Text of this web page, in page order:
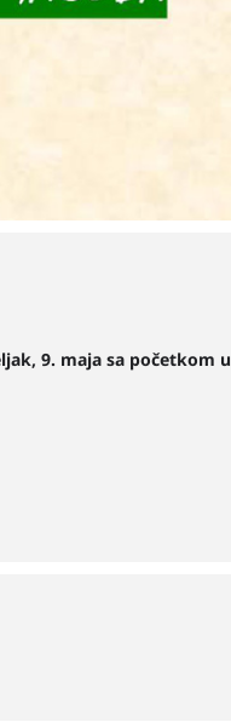
9. maja sa početkom u